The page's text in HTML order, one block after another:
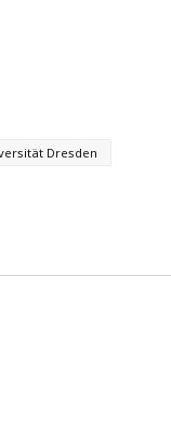
Dresden